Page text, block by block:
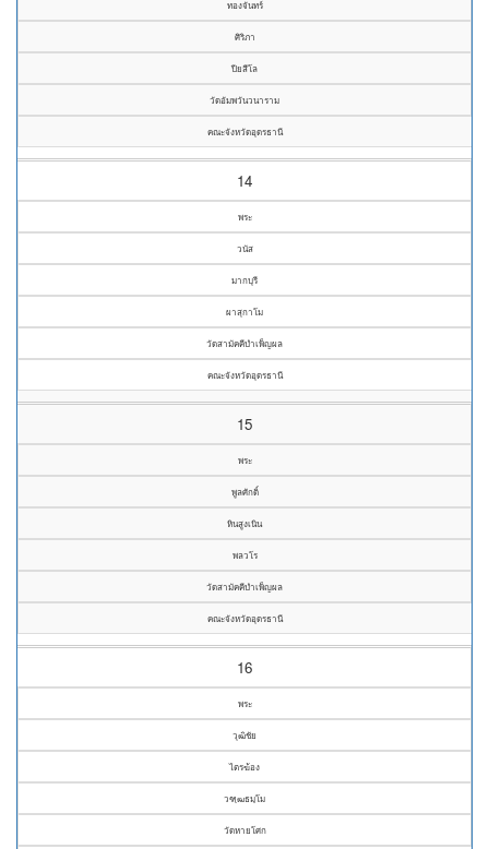
ทองจันทร์
ศิริภา
ปียสีโล
วัดอัมพวันวนาราม
คณะจังหวัดอุดรธานี
14
พระ
วนัส
มากบุรี
ผาสุกาโม
วัดสามัคคีบำเพ็ญผล
คณะจังหวัดอุดรธานี
15
พระ
พูลศักดิ์
หินสูงเนิน
พลวโร
วัดสามัคคีบำเพ็ญผล
คณะจังหวัดอุดรธานี
16
พระ
วุฒิชัย
ไตรฆ้อง
วฑฺฒธมฺโม
วัดหายโศก